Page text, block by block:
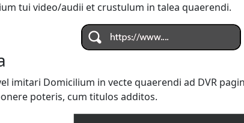
tui video/audii et crustulum in talea quaerendi.
imitari Domicilium in vecte quaerendi ad DVR
poteris, cum titulos additos.